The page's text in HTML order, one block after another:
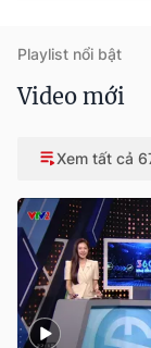
Playlist nổi bật
Video mới
Xem tất cả